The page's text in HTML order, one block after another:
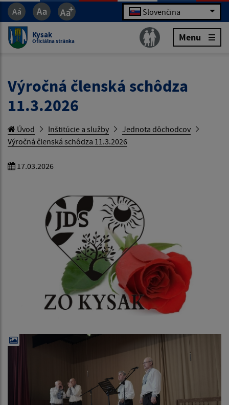
Slovenčina
Kysak
Oficiálna stránka Menu
Výročná členská schôdza
11.3.2026
Úvod Inštitúcie a služby
Jednota dôchodcov
Výročná členská schôdza 11.3.2026
17.03.2026